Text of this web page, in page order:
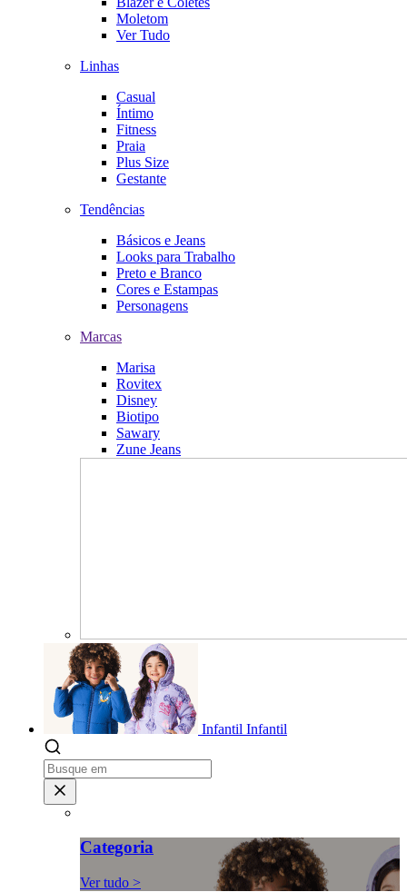
Moletom
Ver Tudo
Linhas
Casual
Íntimo
Fitness
Praia
Plus Size
Gestante
Tendências
Básicos e Jeans
Looks para Trabalho
Preto e Branco
Cores e Estampas
Personagens
Marcas
Marisa
Rovitex
Disney
Biotipo
Sawary
Zune Jeans
Infantil Infantil
Categoria
Ver tudo >